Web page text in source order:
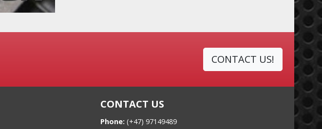
CONTACT US!
CONTACT US
Phone: (+47) 97149489